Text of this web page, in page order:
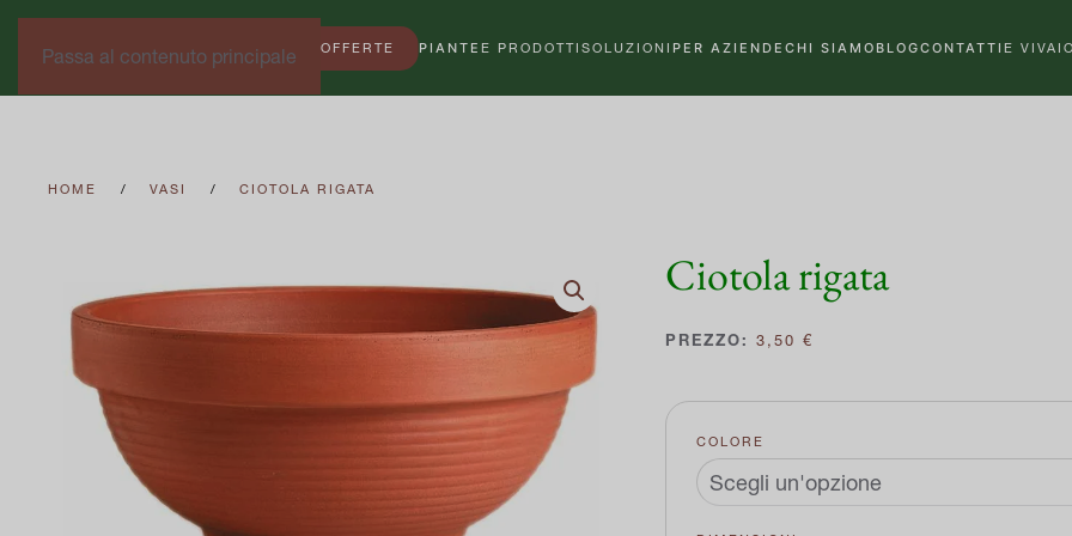
Passa al contenuto principale OFFERTE PIANTE E PRODOTTI SOLUZIONI PER AZIENDE CHI SIAMO BLOGCONTATTI E
HOME VASI CIOTOLA RIGATA
Ciotola rigata
3,50 €
COLORE